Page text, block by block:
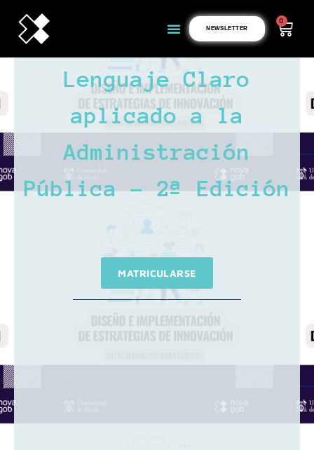
NEWSLETTER
0
Lenguaje Claro
aplicado a la
Administración
Pública - 2ª Edición
MATRICULARSE